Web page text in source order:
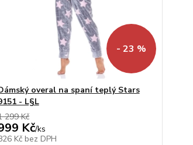
- 23 %
overal na spaní teplý Stars
- L§L
299 Kč
Kč/ks
Kč bez DPH